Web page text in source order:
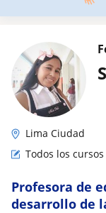
Lima Ciudad
Todos los cursos
Profesora de
desarrollo de